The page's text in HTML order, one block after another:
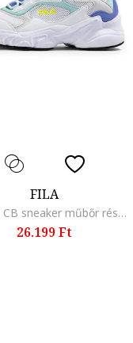
FILA
Collene CB sneaker műbőr részletekkel, Fehér/Halványzöld/Kék
26.199 Ft